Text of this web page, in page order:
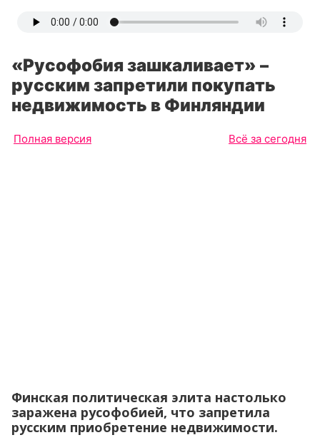
«Русофобия зашкаливает» –
русским запретили покупать
недвижимость в Финляндии
Полная версия Всё за сегодня
Финская политическая элита настолько
заражена русофобией, что запретила
русским приобретение недвижимости.